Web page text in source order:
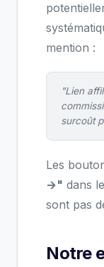
mention :
"Lien
surcoût
Les
→" dans
sont pas
Notre